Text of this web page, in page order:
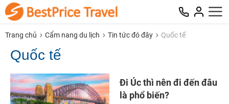
Trang chủ Cẩm nang du lịch Tin tức đó đây Quốc tế
Quốc tế
Đi Úc thì nên đi đến đâu
là phổ biến?